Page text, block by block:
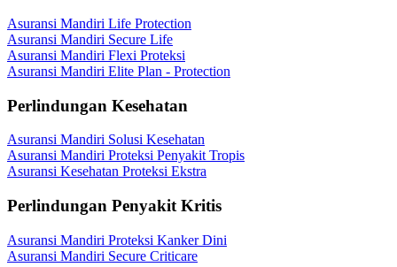
Asuransi Mandiri Life Protection
Asuransi Mandiri Secure Life
Asuransi Mandiri Flexi Proteksi
Asuransi Mandiri Elite Plan - Protection
Perlindungan Kesehatan
Asuransi Mandiri Solusi Kesehatan
Asuransi Mandiri Proteksi Penyakit Tropis
Asuransi Kesehatan Proteksi Ekstra
Perlindungan Penyakit Kritis
Asuransi Mandiri Proteksi Kanker Dini
Asuransi Mandiri Secure Criticare